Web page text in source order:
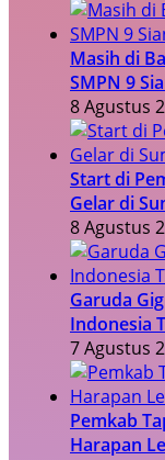
Masih di
SMPN 9
8 Agustus
Start di
Gelar di
8 Agustus
Garuda
Indonesia
7 Agustus
Pemkab
Harapan